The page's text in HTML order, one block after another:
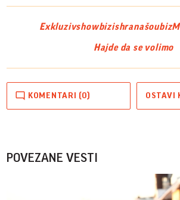
Exkluzivshowbizishranašoubiz
Hajde da se volimo
KOMENTARI (0) OSTAVI
POVEZANE VESTI